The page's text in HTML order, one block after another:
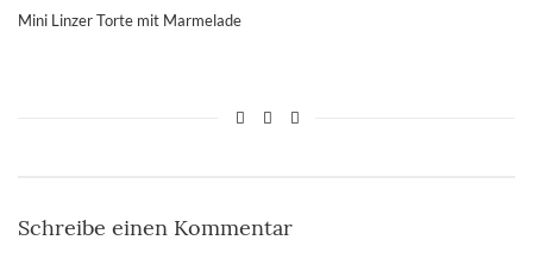
Mini Linzer Torte mit Marmelade
Schreibe einen Kommentar